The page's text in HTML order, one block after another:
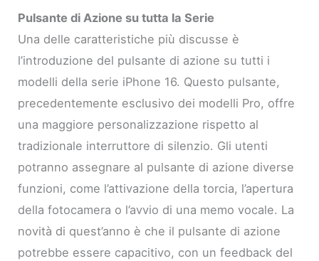
Pulsante di Azione su tutta la Serie
Una delle caratteristiche più discusse è
l’introduzione del pulsante di azione su tutti i
modelli della serie iPhone 16. Questo pulsante,
precedentemente esclusivo dei modelli Pro, offre
una maggiore personalizzazione rispetto al
tradizionale interruttore di silenzio. Gli utenti
potranno assegnare al pulsante di azione diverse
funzioni, come l’attivazione della torcia, l’apertura
della fotocamera o l’avvio di una memo vocale. La
novità di quest’anno è che il pulsante di azione
potrebbe essere capacitivo, con un feedback del